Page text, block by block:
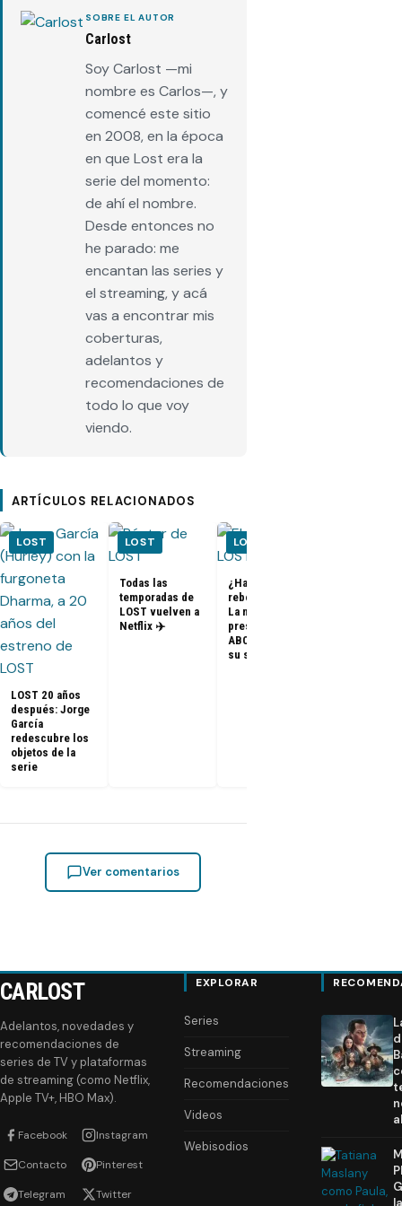
SOBRE EL AUTOR
Carlost
Soy Carlost —mi
nombre es Carlos—, y
comencé este sitio
en 2008, en la época
en que Lost era la
serie del momento:
de ahí el nombre.
Desde entonces no
he parado: me
encantan las series y
el streaming, y acá
vas a encontrar mis
coberturas,
adelantos y
recomendaciones de
todo lo que voy
viendo.
ARTÍCULOS RELACIONADOS
LOST
LOST 20 años
después: Jorge
García
redescubre los
objetos de la
serie
LOST
Todas las
temporadas de
LOST vuelven a
Netflix ✈️
LOST
¿Habrá un
reboot de Lost?
La nueva
presidenta de
ABC dice que es
su sueño
Ver comentarios
CARLOST
Adelantos, novedades y
recomendaciones de
series de TV y plataformas
de streaming (como Netflix,
Apple TV+, HBO Max).
Facebook Instagram
Contacto Pinterest
Telegram Twitter
EXPLORAR
Series
Streaming
Recomendaciones
Videos
Webisodios